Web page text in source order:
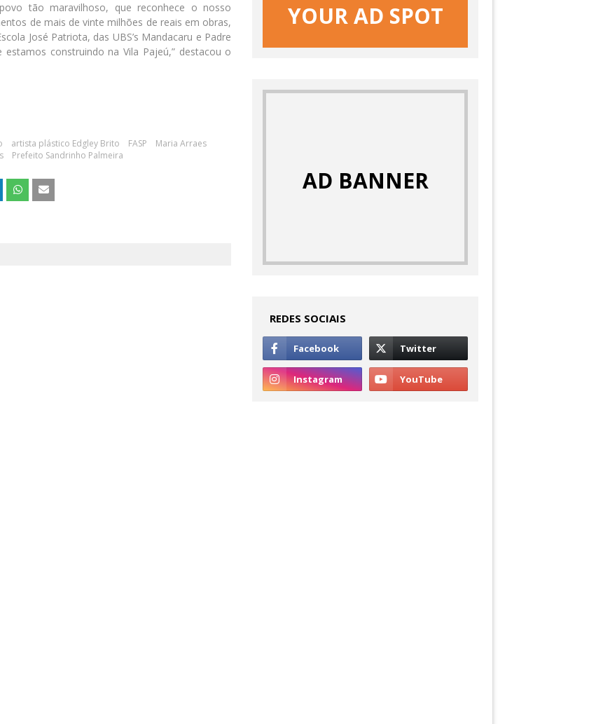
tão maravilhoso, que reconhece o nosso
de mais de vinte milhões de reais em obras,
José Patriota, das UBS’s Mandacaru e Padre
construindo na Vila Pajeú,” destacou o
artista plástico Edgley Brito FASP
Maria Arraes
Prefeito Sandrinho Palmeira
YOUR AD SPOT
AD BANNER
REDES SOCIAIS